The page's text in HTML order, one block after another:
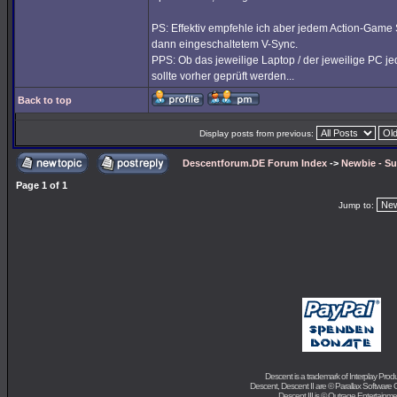
PS: Effektiv empfehle ich aber jedem Action-
dann eingeschaltetem V-Sync.
PPS: Ob das jeweilige Laptop / der jeweilige PC
sollte vorher geprüft werden...
Back to top
Display posts from previous:
Descentforum.DE Forum Index -> Newbie -
Page 1 of 1
Jump to:
Descent is a trademark ofInterplay
Descent, Descent II are ©Parallax Software